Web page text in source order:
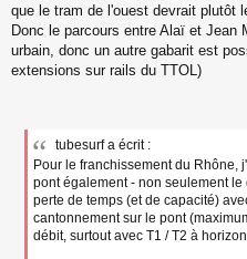
que le tram de l'ouest devrait plutôt
Donc le parcours entre Alaï et Jean
urbain, donc un autre gabarit est
extensions sur rails du TTOL)
tubesurf a écrit :
Pour le franchissement du Rhône,
pont également - non seulement
perte de temps (et de capacité)
cantonnement sur le pont
débit, surtout avec T1 / T2 à